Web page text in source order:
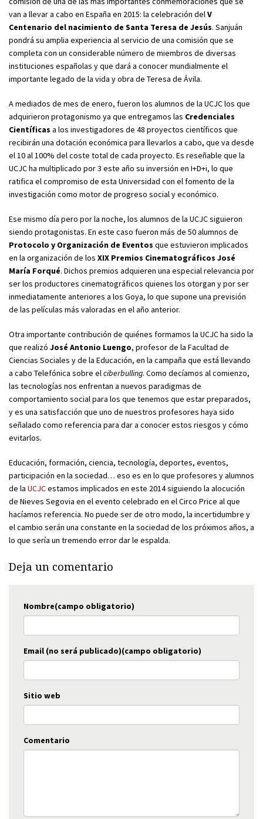
van a llevar a cabo en España en 2015: la celebración del V
Centenario del nacimiento de Santa Teresa de Jesús. Sanjuán
pondrá su amplia experiencia al servicio de una comisión que se
completa con un considerable número de miembros de diversas
instituciones españolas y que dará a conocer mundialmente el
importante legado de la vida y obra de Teresa de Ávila.
A mediados de mes de enero, fueron los alumnos de la UCJC los que
adquirieron protagonismo ya que entregamos las Credenciales
Científicas a los investigadores de 48 proyectos científicos que
recibirán una dotación económica para llevarlos a cabo, que va desde
el 10 al 100% del coste total de cada proyecto. Es reseñable que la
UCJC ha multiplicado por 3 este año su inversión en I+D+i, lo que
ratifica el compromiso de esta Universidad con el fomento de la
investigación como motor de progreso social y económico.
Ese mismo día pero por la noche, los alumnos de la UCJC siguieron
siendo protagonistas. En este caso fueron más de 50 alumnos de
Protocolo y Organización de Eventos que estuvieron implicados
en la organización de los XIX Premios Cinematográficos José
María Forqué. Dichos premios adquieren una especial relevancia por
ser los productores cinematográficos quienes los otorgan y por ser
inmediatamente anteriores a los Goya, lo que supone una previsión
de las películas más valoradas en el año anterior.
Otra importante contribución de quiénes formamos la UCJC ha sido la
que realizó José Antonio Luengo, profesor de la Facultad de
Ciencias Sociales y de la Educación, en la campaña que está llevando
a cabo Telefónica sobre el ciberbulling. Como decíamos al comienzo,
las tecnologías nos enfrentan a nuevos paradigmas de
comportamiento social para los que tenemos que estar preparados,
y es una satisfacción que uno de nuestros profesores haya sido
señalado como referencia para dar a conocer estos riesgos y cómo
evitarlos.
Educación, formación, ciencia, tecnología, deportes, eventos,
participación en la sociedad… eso es en lo que profesores y alumnos
de la UCJCestamos implicados en este 2014 siguiendo la alocución
de Nieves Segovia en el evento celebrado en el Circo Price al que
hacíamos referencia. No puede ser de otro modo, la incertidumbre y
el cambio serán una constante en la sociedad de los próximos años, a
lo que sería un tremendo error dar le espalda.
Deja un comentario
Nombre(campo obligatorio)
Email (no será publicado)(campo obligatorio)
Sitio web
Comentario